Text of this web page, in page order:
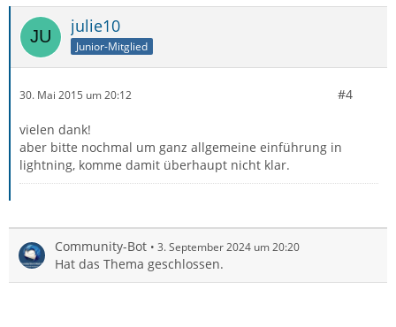
julie10
Junior-Mitglied
30. Mai 2015 um 20:12 #4
vielen dank!
aber bitte nochmal um ganz allgemeine einführung in
lightning, komme damit überhaupt nicht klar.
Community-Bot 3. September 2024 um 20:20
Hat das Thema geschlossen.